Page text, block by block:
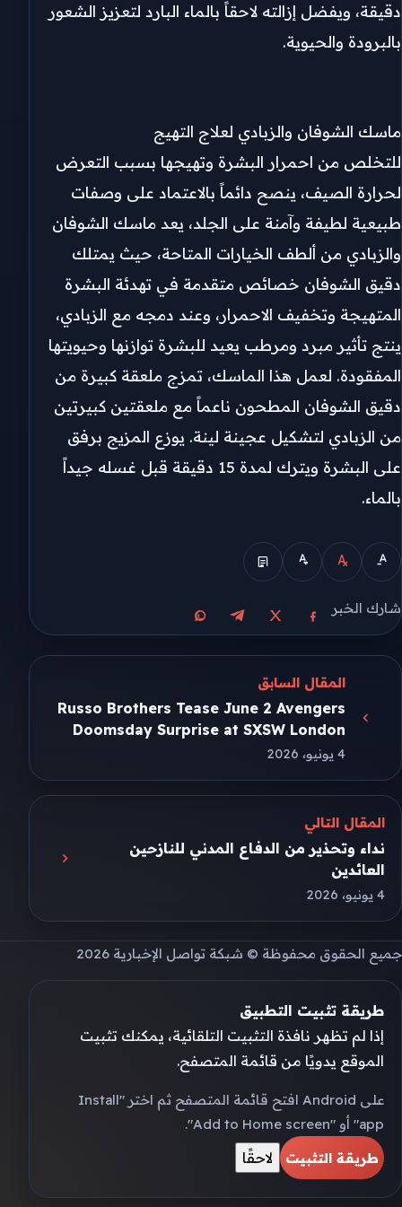
دقيقة، ويفضل إزالته لاحقاً بالماء البارد لتعزيز الشعور
بالبرودة والحيوية.
ماسك الشوفان والزبادي لعلاج التهيج
للتخلص من احمرار البشرة وتهيجها بسبب التعرض
لحرارة الصيف، ينصح دائماً بالاعتماد على وصفات
طبيعية لطيفة وآمنة على الجلد، يعد ماسك الشوفان
والزبادي من ألطف الخيارات المتاحة، حيث يمتلك
دقيق الشوفان خصائص متقدمة في تهدئة البشرة
المتهيجة وتخفيف الاحمرار، وعند دمجه مع الزبادي،
ينتج تأثير مبرد ومرطب يعيد للبشرة توازنها وحيويتها
المفقودة. لعمل هذا الماسك، تمزج ملعقة كبيرة من
دقيق الشوفان المطحون ناعماً مع ملعقتين كبيرتين
من الزبادي لتشكيل عجينة لينة. يوزع المزيج برفق
على البشرة ويترك لمدة 15 دقيقة قبل غسله جيداً
بالماء.
شارك الخبر
مشاركة على فيسبوك
مشاركة على Xمشاركة على تيليجرام
مشاركة على واتساب
المقال السابق
Russo Brothers Tease June 2 Avengers
Doomsday Surprise at SXSW London
4 يونيو، 2026
المقال التالي
نداء وتحذير من الدفاع المدني للنازحين
العائدين
4 يونيو، 2026
جميع الحقوق محفوظة © شبكة تواصل الإخبارية 2026
طريقة تثبيت التطبيق
إذا لم تظهر نافذة التثبيت التلقائية، يمكنك تثبيت
الموقع يدويًا من قائمة المتصفح.
على Android افتح قائمة المتصفح ثم اختر "Install
app" أو "Add to Home screen".
طريقة التثبيت
لاحقًا